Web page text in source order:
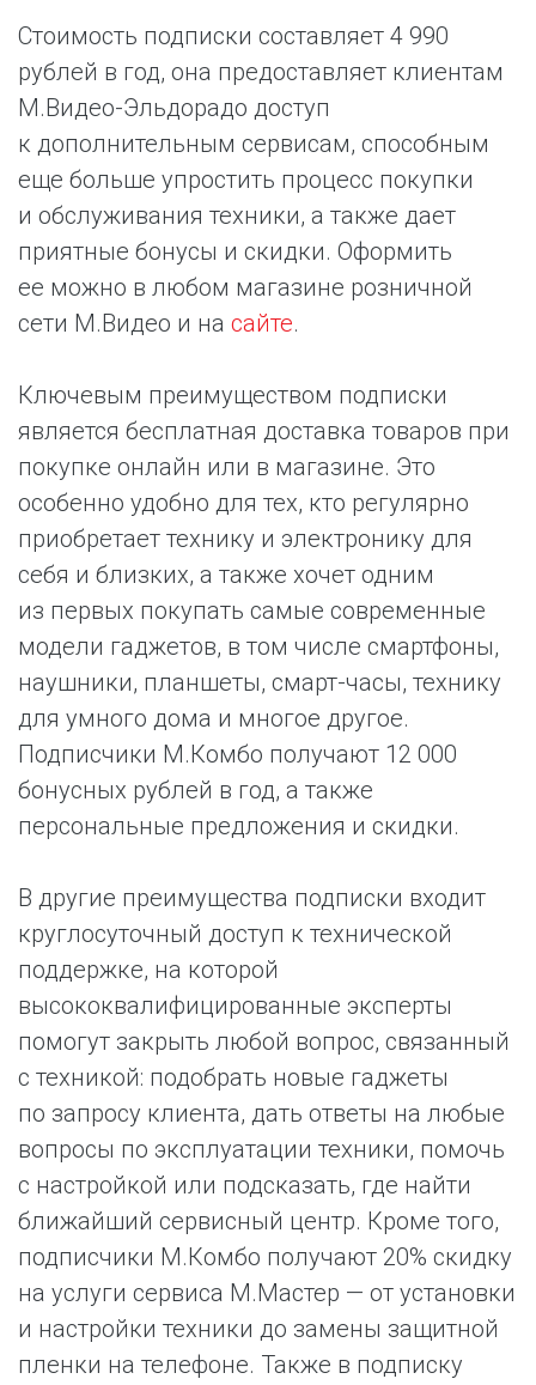
Стоимость подписки составляет 4 990
рублей в год, она предоставляет клиентам
М.Видео-Эльдорадо доступ
к дополнительным сервисам, способным
еще больше упростить процесс покупки
и обслуживания техники, а также дает
приятные бонусы и скидки. Оформить
ее можно в любом магазине розничной
сети М.Видео и на сайте.
Ключевым преимуществом подписки
является бесплатная доставка товаров при
покупке онлайн или в магазине. Это
особенно удобно для тех, кто регулярно
приобретает технику и электронику для
себя и близких, а также хочет одним
из первых покупать самые современные
модели гаджетов, в том числе смартфоны,
наушники, планшеты, смарт-часы, технику
для умного дома и многое другое.
Подписчики М.Комбо получают 12 000
бонусных рублей в год, а также
персональные предложения и скидки.
В другие преимущества подписки входит
круглосуточный доступ к технической
поддержке, на которой
высококвалифицированные эксперты
помогут закрыть любой вопрос, связанный
с техникой: подобрать новые гаджеты
по запросу клиента, дать ответы на любые
вопросы по эксплуатации техники, помочь
с настройкой или подсказать, где найти
ближайший сервисный центр. Кроме того,
подписчики М.Комбо получают 20% скидку
на услуги сервиса М.Мастер — от установки
и настройки техники до замены защитной
пленки на телефоне. Также в подписку